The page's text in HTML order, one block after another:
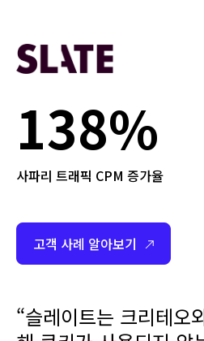
138%
사파리 트래픽 CPM 증가율
고객 사례 알아보기
“슬레이트는 크리테오